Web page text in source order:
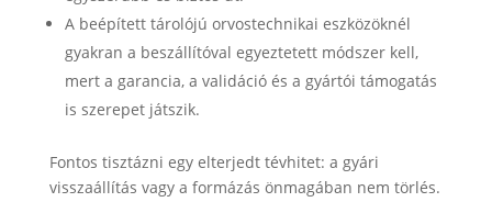
A beépített tárolójú orvostechnikai eszközöknél
gyakran a beszállítóval egyeztetett módszer kell,
mert a garancia, a validáció és a gyártói támogatás
is szerepet játszik.
Fontos tisztázni egy elterjedt tévhitet: a gyári
visszaállítás vagy a formázás önmagában nem törlés.